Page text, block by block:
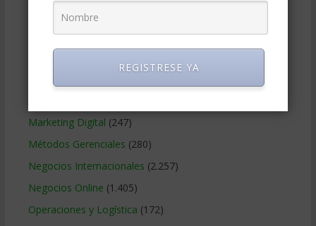
Finanzas Corporativas
Gerencia social y ambiental(223)
Marketing Digital (247)
Métodos Gerenciales (280)
Negocios Internacionales (2.257)
Negocios Online (1.405)
Operaciones y Logística (172)
REGISTRESE YA